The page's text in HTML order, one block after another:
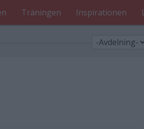
Träningen Inspirationen